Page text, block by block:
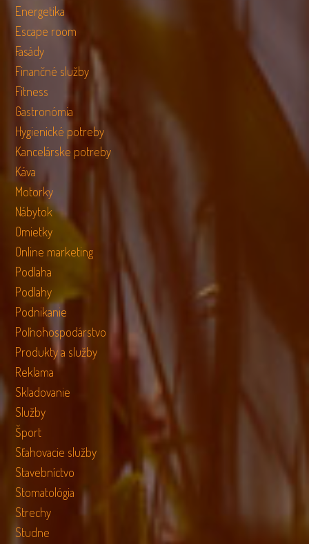
Energetika
Escape room
Fasády
Finančné služby
Fitness
Gastronómia
Hygienické potreby
Kancelárske potreby
Káva
Motorky
Nábytok
Omietky
Online marketing
Podlaha
Podlahy
Podnikanie
Poľnohospodárstvo
Produkty a služby
Reklama
Skladovanie
Služby
Šport
Sťahovacie služby
Stavebníctvo
Stomatológia
Strechy
Studne